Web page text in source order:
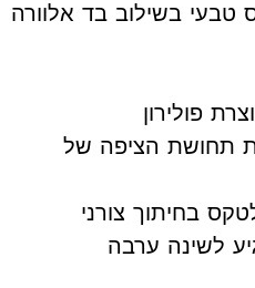
טבעי בשילוב בד אלוורה
פולירון
תחושת הציפה של
בחיתוך צורני
לשינה ערבה